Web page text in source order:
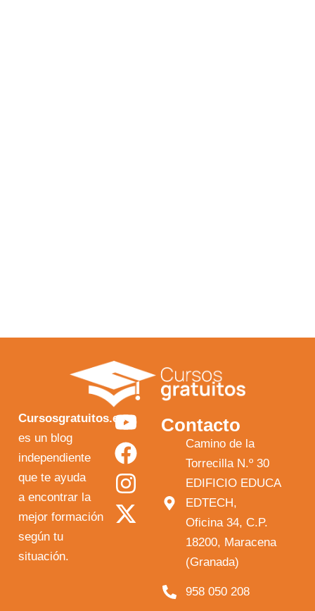
Cursosgratuitos.es
es un blog
independiente
que te ayuda
a encontrar la
mejor formación
según tu
situación.
Y
o
u
t
u
F
a
c
e
b
I
n
s
t
a
X
-
t
w
i
Contacto
Camino de la
Torrecilla N.º 30
EDIFICIO EDUCA
EDTECH,
Oficina 34, C.P.
18200, Maracena
(Granada)
958 050 208